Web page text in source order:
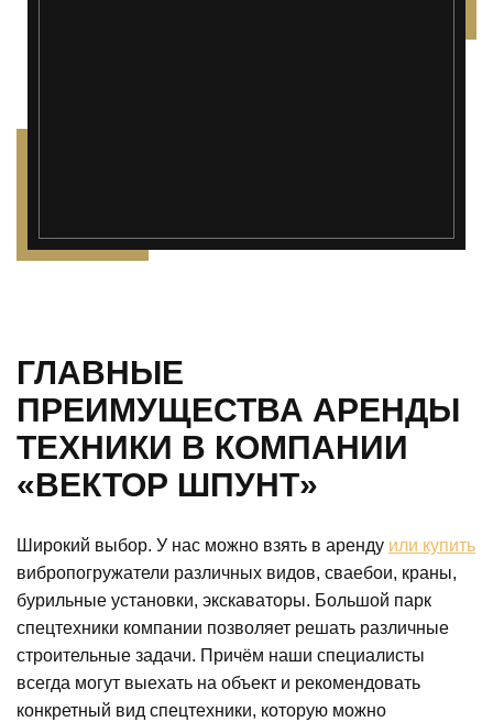
");">
ГЛАВНЫЕ
ПРЕИМУЩЕСТВА АРЕНДЫ
ТЕХНИКИ В КОМПАНИИ
«ВЕКТОР ШПУНТ»
Широкий выбор. У нас можно взять в аренду или купить
вибропогружатели различных видов, сваебои, краны,
бурильные установки, экскаваторы. Большой парк
спецтехники компании позволяет решать различные
строительные задачи. Причём наши специалисты
всегда могут выехать на объект и рекомендовать
конкретный вид спецтехники, которую можно